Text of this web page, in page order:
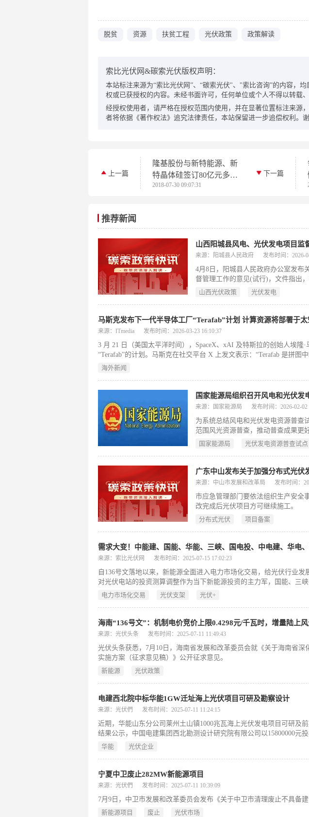
脱贫 资源 扶贫工程 光伏政策 政策解读
索比光伏网&碳索光伏版权声明：
本站标注来源为“索比光伏网”、“碳索光伏"、"索比咨询”的内容，均
权或已获授权的内容。未经书面许可，任何单位或个人不得以转载
经授权使用者，请严格在授权范围内使用，并在显著位置标注来源
者将依据《著作权法》追究法律责任，本站保留进一步追偿权利。谢
上一篇
隆基股份与新特能源、新
特晶体硅签订80亿元多晶
硅料供应合同
2018-07-30 09:07:31
下一篇
推荐新闻
来源：阳城县人民政府 发布时间：2026-
4月8日，阳城县人民政府办公室发布
督管理工作的意见(试行)，文件指出
中式风电、光伏发电项目和分散式风
山西光伏政策 光伏发电
马斯克发布下一代半导体工厂“Terafab”计划 计算资源将部署于太
来源：ITmedia 发布时间：2026-03-23 16:10:37
3 月 21 日（美国太平洋时间），SpaceX、xAI 及特斯拉的创始人埃隆·
“Terafab”的计划。马斯克在社交平台 X 上发文表示：“Terafab 是拼图
建在美国得克萨斯州奥斯汀，旨在将逻辑芯片、存储芯片及最先进的
各业务部门对芯片的巨大需求。预计 Terafab 生产的芯片将应用于人形
海外新闻
国家能源局组织召开风电和光伏发
来源：国家能源局 发布时间：2026-02-02
为系统总结风电和光伏发电资源普查
范围风光资源普查，推动普查成果更
国家能源局组织召开了风电和光伏发
国家能源局 光伏发电资源普查试点
来源：中山市发展和改革局 发布时间：
市应急管理部门要依法组织生产安全
改完成后光伏项目方可继续施工。
分布式光伏
项目备案
来源：索比光伏网 发布时间：2025-07-15 17:02:23
自136号文落地以来，新能源全面进入电力市场化交易，给光伏行业
对光伏电站的投资测算调整作为当下新能源投资的主力军，国能、三
电力央企，针对新能源
电力市场化交易 光伏支架 光伏+
来源：光伏头条 发布时间：2025-07-11 11:49:43
光伏头条获悉，7月10日，海南省发展和改革委员会就《关于海南省深
实施方案（征求意见稿）》公开征求意见。
新能源
光伏政策
电建西北院中标华能1GW迁址海上光伏项目可研及勘察设计
来源：光伏們 发布时间：2025-07-11 11:24:15
近期，华能山东分公司莱州土山镇1000兆瓦海上光伏发电项目可研及
结果公示，中国电建集团西北勘测设计研究院有限公司以15800000元投
华能
光伏企业
宁夏中卫废止282MW新能源项目
来源：光伏們 发布时间：2025-07-11 10:39:09
7月9日，中卫市发展和改革委员会发布《关于中卫市清理废止不具备
新能源项目
废止 光伏市场